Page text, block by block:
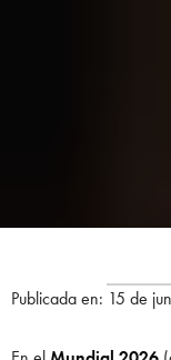
Publicada en: 15 de